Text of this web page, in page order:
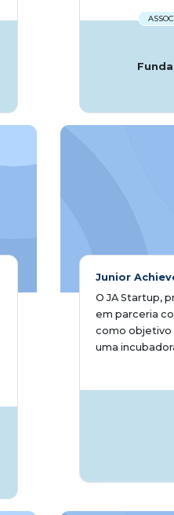
Junior
O JA Startup,
em parceria
como objetivo
uma